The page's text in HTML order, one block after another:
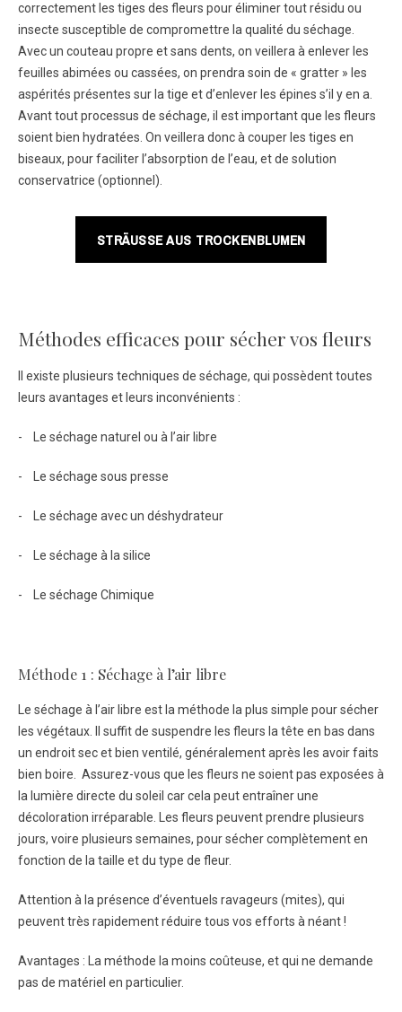
correctement les tiges des fleurs pour éliminer tout résidu ou
insecte susceptible de compromettre la qualité du séchage.
Avec un couteau propre et sans dents, on veillera à enlever les
feuilles abimées ou cassées, on prendra soin de « gratter » les
aspérités présentes sur la tige et d’enlever les épines s’il y en a.
Avant tout processus de séchage, il est important que les fleurs
soient bien hydratées. On veillera donc à couper les tiges en
biseaux, pour faciliter l’absorption de l’eau, et de solution
conservatrice (optionnel).
STRÄUSSE AUS TROCKENBLUMEN
Méthodes efficaces pour sécher vos fleurs
Il existe plusieurs techniques de séchage, qui possèdent toutes
leurs avantages et leurs inconvénients :
- Le séchage naturel ou à l’air libre
- Le séchage sous presse
- Le séchage avec un déshydrateur
- Le séchage à la silice
- Le séchage Chimique
Méthode 1 : Séchage à l’air libre
Le séchage à l’air libre est la méthode la plus simple pour sécher
les végétaux. Il suffit de suspendre les fleurs la tête en bas dans
un endroit sec et bien ventilé, généralement après les avoir faits
bien boire. Assurez-vous que les fleurs ne soient pas exposées à
la lumière directe du soleil car cela peut entraîner une
décoloration irréparable. Les fleurs peuvent prendre plusieurs
jours, voire plusieurs semaines, pour sécher complètement en
fonction de la taille et du type de fleur.
Attention à la présence d’éventuels ravageurs (mites), qui
peuvent très rapidement réduire tous vos efforts à néant !
Avantages : La méthode la moins coûteuse, et qui ne demande
pas de matériel en particulier.